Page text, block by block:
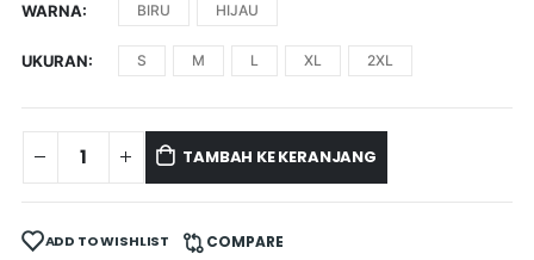
WARNA BIRU HIJAU
UKURAN S M L XL 2XL
TAMBAH KE KERANJANG
ADD TO WISHLIST COMPARE